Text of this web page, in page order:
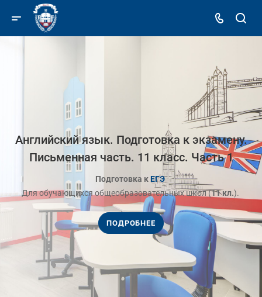
Английский язык. Подготовка к экзамену.
Письменная часть. 11 класс. Часть 1
Подготовка кЕГЭ
Для обучающихся общеобразовательных школ (11 кл.).
ПОДРОБНЕЕ